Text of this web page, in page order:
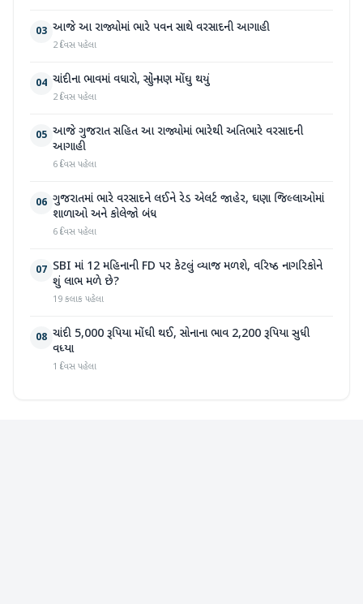
03 આજે આ રાજ્યોમાં ભારે પવન સાથે વરસાદની આગાહી
2 દિવસ પહેલા
04 ચાંદીના ભાવમાં વધારો, સોનું પણ મોંઘુ થયું
2 દિવસ પહેલા
05 આજે ગુજરાત સહિત આ રાજ્યોમાં ભારેથી અતિભારે વરસાદની
આગાહી
6 દિવસ પહેલા
06 ગુજરાતમાં ભારે વરસાદને લઈને રેડ એલર્ટ જાહેર, ઘણા જિલ્લાઓમાં
શાળાઓ અને કોલેજો બંધ
6 દિવસ પહેલા
07 SBI માં 12 મહિનાની FD પર કેટલું વ્યાજ મળશે, વરિષ્ઠ નાગરિકોને
શું લાભ મળે છે?
19 કલાક પહેલા
08 ચાંદી 5,000 રૂપિયા મોંઘી થઈ, સોનાના ભાવ 2,200 રૂપિયા સુધી
વધ્યા
1 દિવસ પહેલા